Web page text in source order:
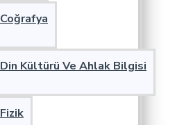
Coğrafya
Din Kültürü Ve Ahlak Bilgisi
Fizik